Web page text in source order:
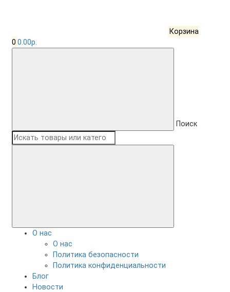
Корзина
0 0.00р.
Поиск
О нас
О нас
Политика безопасности
Политика конфиденциальности
Блог
Новости